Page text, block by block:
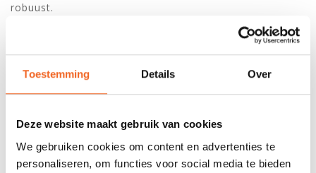
Toestemming Details Over
Deze website maakt gebruik van cookies
We gebruiken cookies om content en advertenties te
personaliseren, om functies voor social media te bieden
robuust.
is een klassieke alleskunner. Dit
model is stabiel, wendbaar, snel en heeft genoeg
volume voor twee volwassenen, 2 kids en extra bagage.